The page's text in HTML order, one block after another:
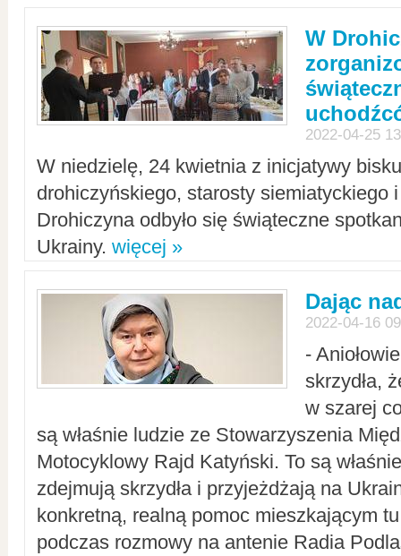
W
2022-04-25
W niedzielę, 24 kwietnia z inicjatywy
drohiczyńskiego, starosty siemiatyckiego
Drohiczyna odbyło się świąteczne
Ukrainy. więcej »
Dając
2022-04-16
-
skrzydła,
w szarej
są właśnie ludzie ze Stowarzyszenia
Motocyklowy Rajd Katyński. To są
zdejmują skrzydła i przyjeżdżają na
konkretną, realną pomoc mieszkającym
podczas rozmowy na antenie Radia